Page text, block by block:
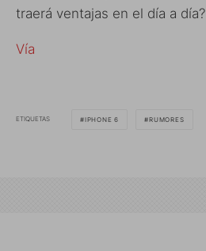
traerá ventajas en el día a día?
Vía
ETIQUETAS IPHONE 6 RUMORES